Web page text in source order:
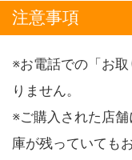
注意事項
※お電話での「お
りません。
※ご購入された店
庫が残っていても